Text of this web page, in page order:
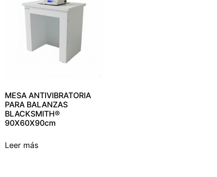
MESA ANTIVIBRATORIA
PARA BALANZAS
BLACKSMITH®
90X60X90cm
Leer más